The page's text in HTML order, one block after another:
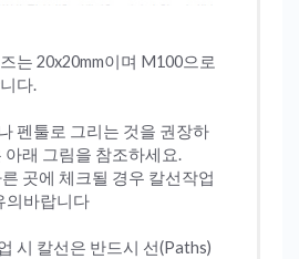
는 20x20mm이며 M100으로
다.
펜툴로 그리는 것을 권장하
아래 그림을 참조하세요.
곳에 체크될 경우 칼선작업
의바랍니다
시 칼선은 반드시 선(Paths)